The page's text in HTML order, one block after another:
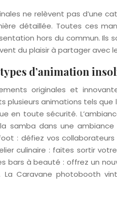
ne relèvent pas d’une
détaillée. Toutes ces
hors du commun. Ils
du plaisir à partager avec
d’animation
originales et
plusieurs animations tels
en toute sécurité.
samba dans une
: défiez vos
culinaire : faites sortir
bars à beauté : offrez un
La Caravane photobooth